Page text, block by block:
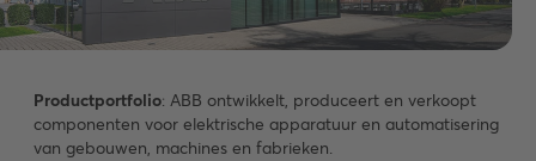
Productportfolio: ABB ontwikkelt, produceert en verkoopt
componenten voor elektrische apparatuur en automatisering
van gebouwen, machines en fabrieken.